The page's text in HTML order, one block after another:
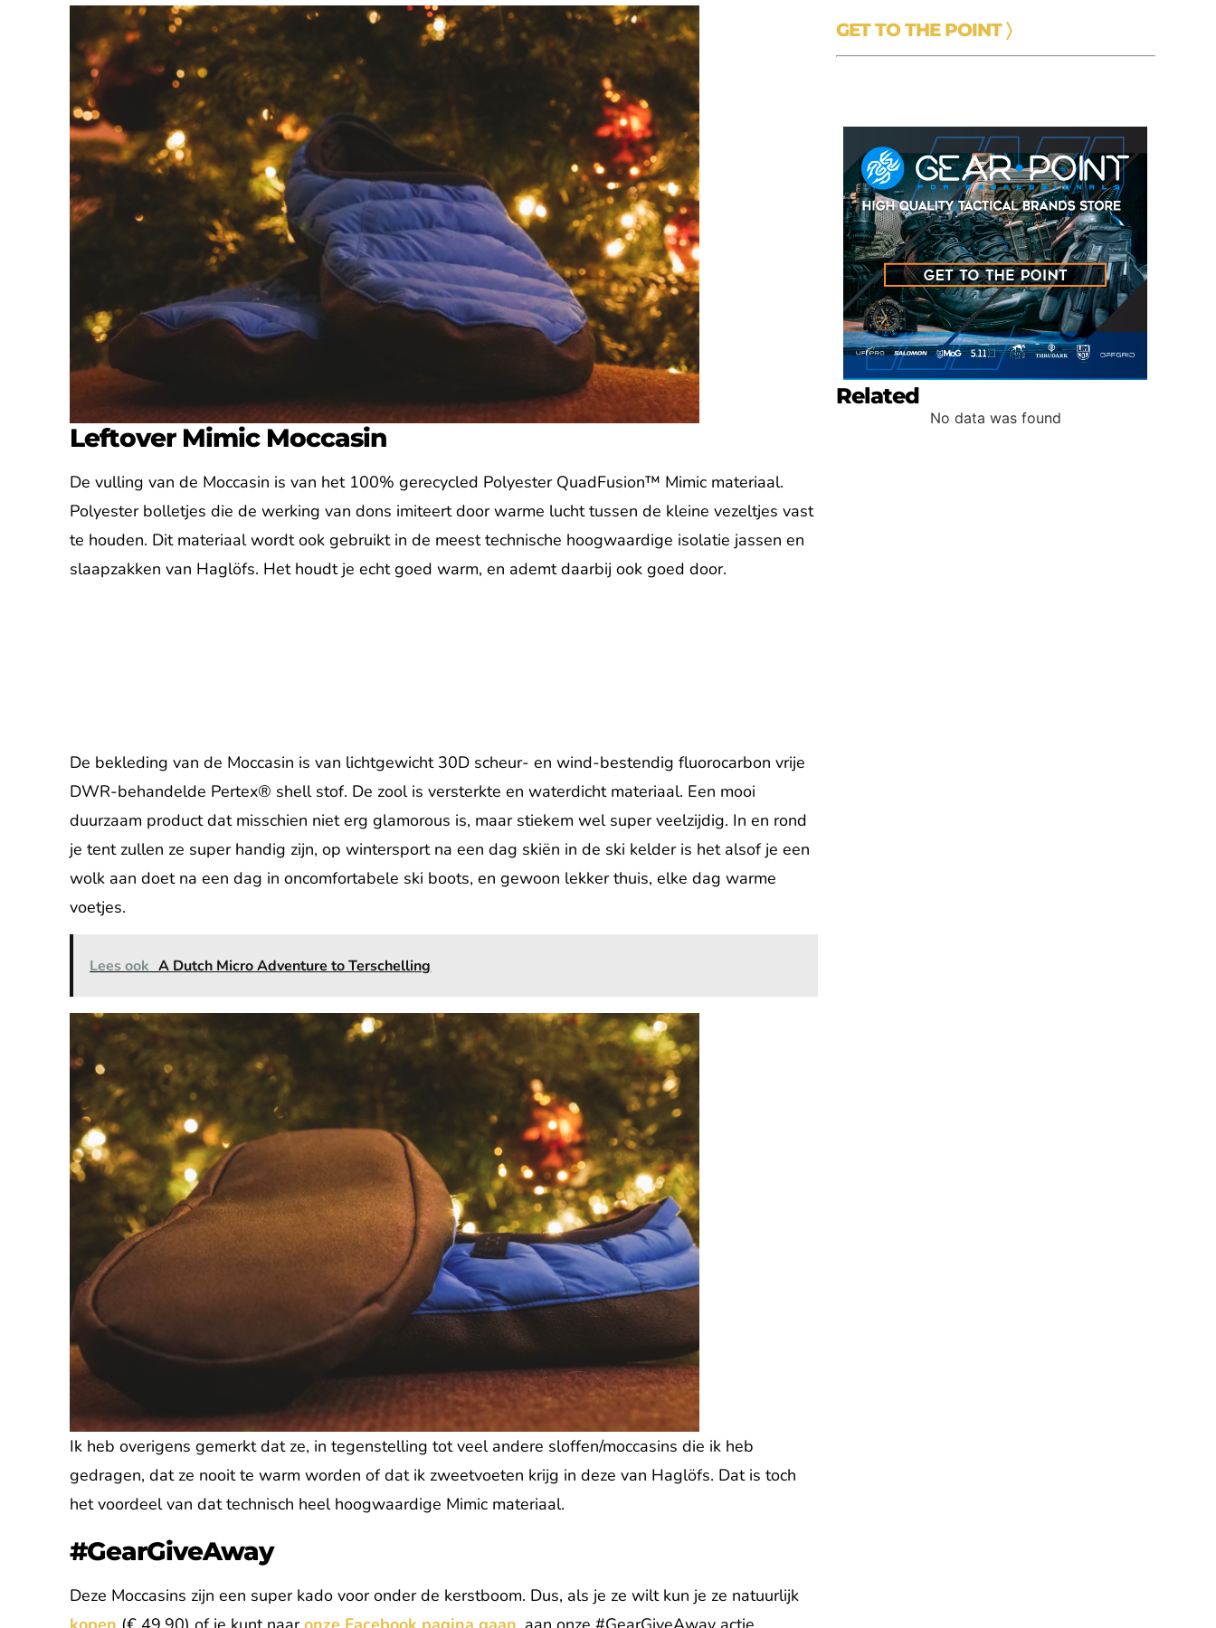
Leftover Mimic Moccasin
De vulling van de Moccasin is van het 100% gerecycled Polyester QuadFusion™ Mimic materiaal.
Polyester bolletjes die de werking van dons imiteert door warme lucht tussen de kleine vezeltjes vast
te houden. Dit materiaal wordt ook gebruikt in de meest technische hoogwaardige isolatie jassen en
slaapzakken van Haglöfs. Het houdt je echt goed warm, en ademt daarbij ook goed door.
De bekleding van de Moccasin is van lichtgewicht 30D scheur- en wind-bestendig fluorocarbon vrije
DWR-behandelde Pertex® shell stof. De zool is versterkte en waterdicht materiaal. Een mooi
duurzaam product dat misschien niet erg glamorous is, maar stiekem wel super veelzijdig. In en rond
je tent zullen ze super handig zijn, op wintersport na een dag skiën in de ski kelder is het alsof je een
wolk aan doet na een dag in oncomfortabele ski boots, en gewoon lekker thuis, elke dag warme
voetjes.
Lees ook A Dutch Micro Adventure to Terschelling
Ik heb overigens gemerkt dat ze, in tegenstelling tot veel andere sloffen/moccasins die ik heb
gedragen, dat ze nooit te warm worden of dat ik zweetvoeten krijg in deze van Haglöfs. Dat is toch
het voordeel van dat technisch heel hoogwaardige Mimic materiaal.
#GearGiveAway
Deze Moccasins zijn een super kado voor onder de kerstboom. Dus, als je ze wilt kun je ze natuurlijk
GET TO THE POINT 〉
Related
No data was found